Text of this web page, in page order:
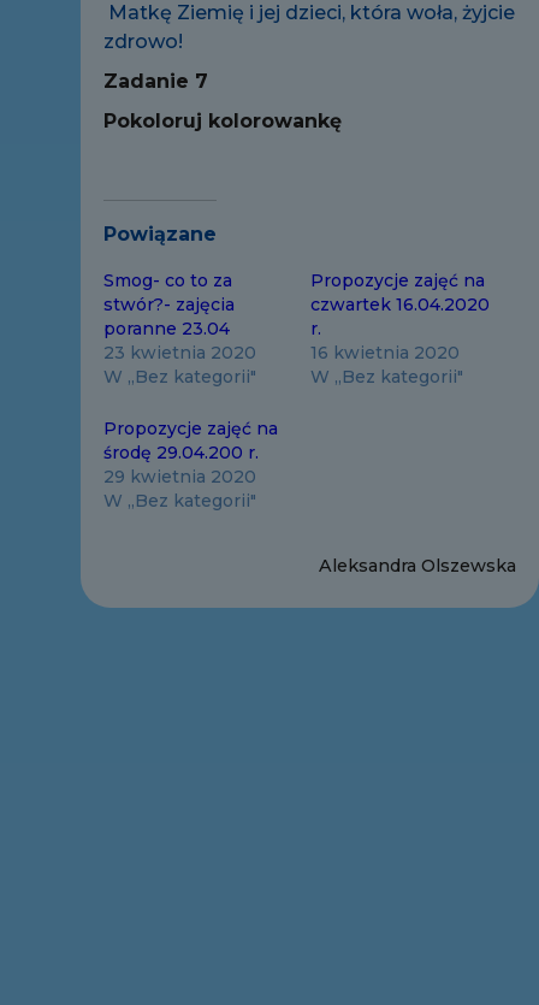
Matkę Ziemię i jej dzieci, która woła, żyjcie
zdrowo!
Zadanie 7
Pokoloruj kolorowankę
Powiązane
Smog- co to za
stwór?- zajęcia
poranne 23.04
23 kwietnia 2020
W „Bez kategorii"
Propozycje zajęć na
czwartek 16.04.2020
r.
16 kwietnia 2020
W „Bez kategorii"
Propozycje zajęć na
środę 29.04.200 r.
29 kwietnia 2020
W „Bez kategorii"
Aleksandra Olszewska